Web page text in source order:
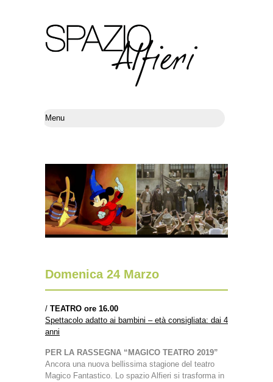
Domenica 24 Marzo
/ TEATRO ore 16.00
Spettacolo adatto ai bambini – età consigliata: dai 4
anni
PER LA RASSEGNA “MAGICO TEATRO 2019”
Ancora una nuova bellissima stagione del teatro
Magico Fantastico. Lo spazio Alfieri si trasforma in